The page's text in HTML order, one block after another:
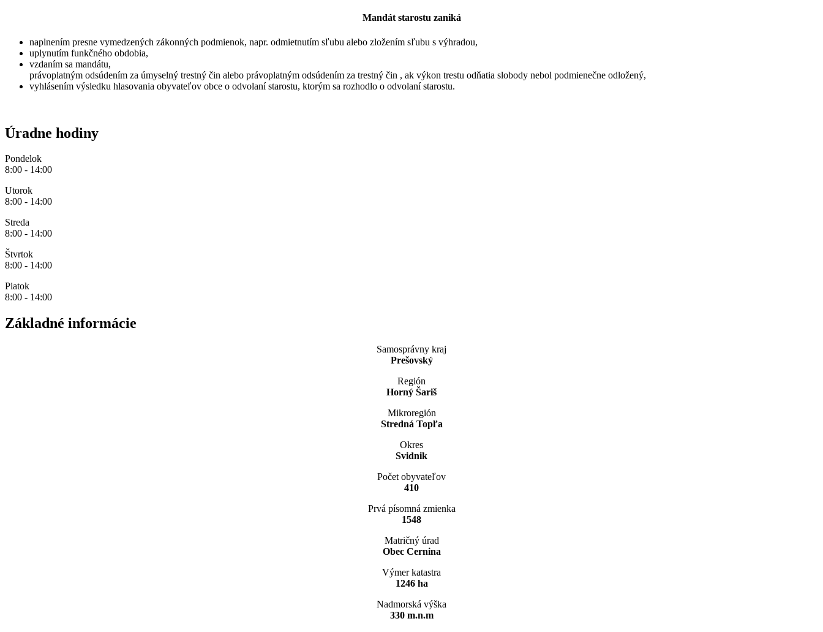
Mandát starostu zaniká
naplnením presne vymedzených zákonných podmienok, napr. odmietnutím sľubu alebo zložením sľubu s výhradou,
uplynutím funkčného obdobia,
vzdaním sa mandátu,
právoplatným odsúdením za úmyselný trestný čin alebo právoplatným odsúdením za trestný čin , ak výkon trestu odňatia slobody nebol podmienečne odložený,
vyhlásením výsledku hlasovania obyvateľov obce o odvolaní starostu, ktorým sa rozhodlo o odvolaní starostu.
Úradne hodiny
Pondelok
8:00 - 14:00
Utorok
8:00 - 14:00
Streda
8:00 - 14:00
Štvrtok
8:00 - 14:00
Piatok
8:00 - 14:00
Základné informácie
Samosprávny kraj
Prešovský
Región
Horný Šariš
Mikroregión
Stredná Topľa
Okres
Svidnik
Počet obyvateľov
410
Prvá písomná zmienka
1548
Matričný úrad
Obec Cernina
Výmer katastra
1246 ha
Nadmorská výška
330 m.n.m